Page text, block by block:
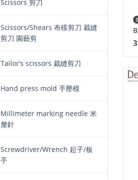
Scissors 剪刀
Scissors/Shears 布樣剪刀 裁縫
剪刀 園藝剪
Tailor’s scissors 裁縫剪刀
Hand press mold 手壓模
Millimeter marking needle 米
釐針
Screwdriver/Wrench 起子/板
手